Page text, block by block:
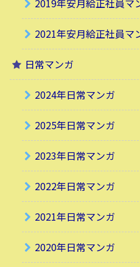
2021年安月給正社員マ
日常マンガ
2024年日常マンガ
2025年日常マンガ
2023年日常マンガ
2022年日常マンガ
2021年日常マンガ
2020年日常マンガ